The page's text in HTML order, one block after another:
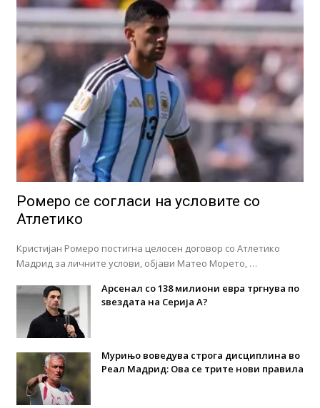
Ромеро се согласи на условите со
Атлетико
Кристијан Ромеро постигна целосен договор со Атлетико
Мадрид за личните услови, објави Матео Морето, …
Арсенал со 138 милиони евра тргнува по
ѕвездата на Серија А?
Мурињо воведува строга дисциплина во
Реал Мадрид: Ова се трите нови правила